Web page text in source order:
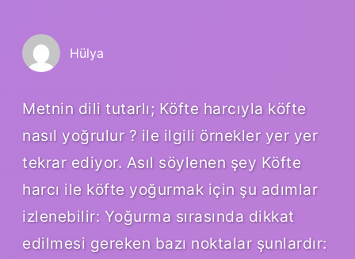
Hülya
Metnin dili tutarlı; Köfte harcıyla köfte
nasıl yoğrulur ? ile ilgili örnekler yer yer
tekrar ediyor. Asıl söylenen şey Köfte
harcı ile köfte yoğurmak için şu adımlar
izlenebilir: Yoğurma sırasında dikkat
edilmesi gereken bazı noktalar şunlardır: